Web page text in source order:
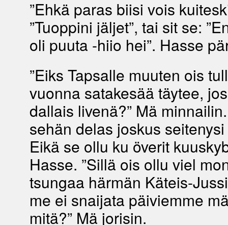
”Ehkä paras biisi vois
”Tuoppini jäljet”, tai sit se:
oli puuta -hiio hei”. Hasse
”Eiks Tapsalle muuten ois
vuonna satakesää täytee,
dallais livenä?” Mä
sehän delas joskus
Eikä se ollu ku överit
Hasse. ”Sillä ois ollu viel
tsungaa härmän Käteis-
me ei snaijata päiviemme
mitä?” Mä jorisin.